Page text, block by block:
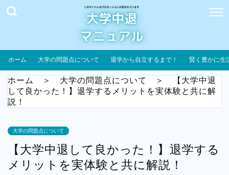
ホーム 大学の問題点について 退学から自立するまで！ 賢く豊かに生
ホーム ＞ 大学の問題点について ＞
【大学中退
して良かった！】退学するメリットを実体験と共に解
説！
大学の問題点について
【大学中退して良かった！】退学する
メリットを実体験と共に解説！